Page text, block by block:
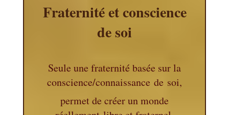
Fraternité et conscience
de soi
Seule une fraternité basée sur la
conscience/connaissance de soi,
permet de créer un monde